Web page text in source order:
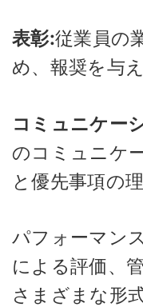
表彰:従業員の
め、報奨を与え
コミュニケー
のコミュニケ
と優先事項の
パフォーマン
による評価、
さまざまな形